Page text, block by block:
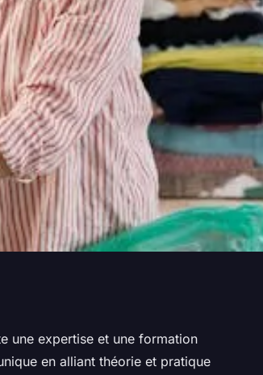
une expertise et une formation
en alliant théorie et pratique